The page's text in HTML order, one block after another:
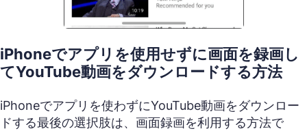
iPhoneでアプリを使用せずに画面を録画し
てYouTube動画をダウンロードする方法
iPhoneでアプリを使わずにYouTube動画をダウンロー
ドする最後の選択肢は、画面録画を利用する方法で